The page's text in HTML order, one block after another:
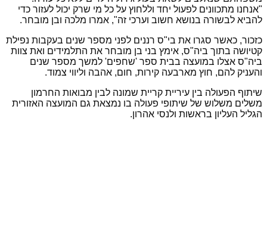
"אנחנו מתכוונים לפעול יחד וללחוץ על כל מי שרק יכול לעזור כדי
להביא לבשורה בנושא חשוב וערכי זה", אמרו מלכה ובן מובחר.
כזכור, כאשר סגרו את בי"ס רננים לפני מספר שנים בעקבות נפילת
קטיושה בתוך ביה"ס, אימץ בני בן מובחר את התלמידים ואת צוות
ביה"ס אצלו במועצה בבית ספר 'שחפים' למשך מספר שנים
והעניק להם, חוץ מארבעה קירות, חום, אהבה וליווי צמוד.
שיתוף הפעולה בין עיריית קריית שמונה לבין מבואות החרמון
משלים משלוש של שיתופי פעולה בו נמצאת גם המועצה האזורית
הגליל העליון בראשות ולנסי אהרון.